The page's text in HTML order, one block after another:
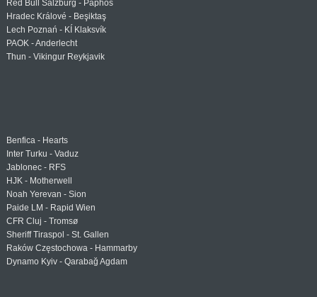
Red Bull Salzburg - Paphos
Hradec Králové - Beşiktaş
Lech Poznań - KÍ Klaksvík
PAOK - Anderlecht
Thun - Vikingur Reykjavik
Benfica - Hearts
Inter Turku - Vaduz
Jablonec - RFS
HJK - Motherwell
Noah Yerevan - Sion
Paide LM - Rapid Wien
CFR Cluj - Tromsø
Sheriff Tiraspol - St. Gallen
Raków Częstochowa - Hammarby
Dynamo Kyiv - Qarabağ Agdam